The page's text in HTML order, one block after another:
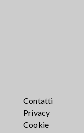
Contatti
Privacy
Cookie